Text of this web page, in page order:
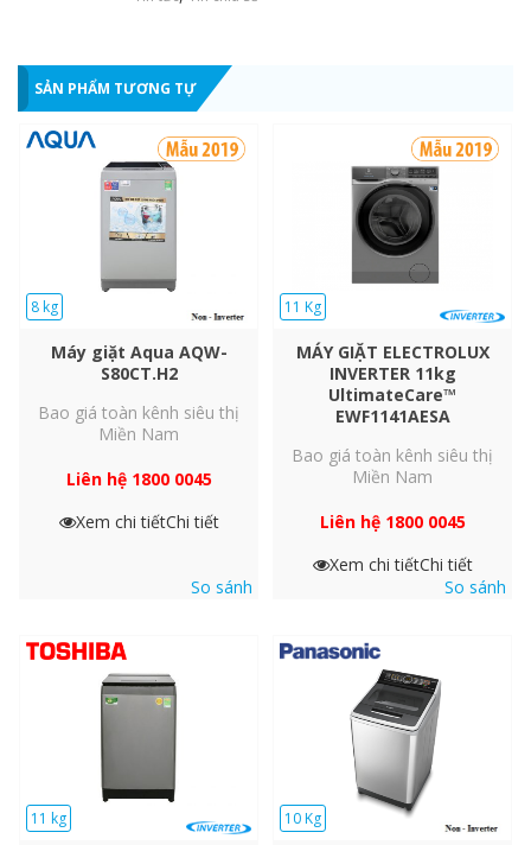
– Tự động vận hành tiếp tục chương trình dang dở khi có điện
trở lại.
Tốc độ vắt tối đa 1200 vòng/phút
Tốc độ vắt lớn giúp đồ giặt mau khô.
SẢN PHẨM TƯƠNG TỰ
8 kg
Máy giặt Aqua AQW-
S80CT.H2
Bao giá toàn kênh siêu thị
Miền Nam
Liên hệ 1800 0045
Xem chi tiếtChi tiết
So sánh
11 Kg
MÁY GIẶT ELECTROLUX
INVERTER 11kg
UltimateCare™
EWF1141AESA
Bao giá toàn kênh siêu thị
Miền Nam
Liên hệ 1800 0045
Xem chi tiếtChi tiết
So sánh
11 kg 10 Kg